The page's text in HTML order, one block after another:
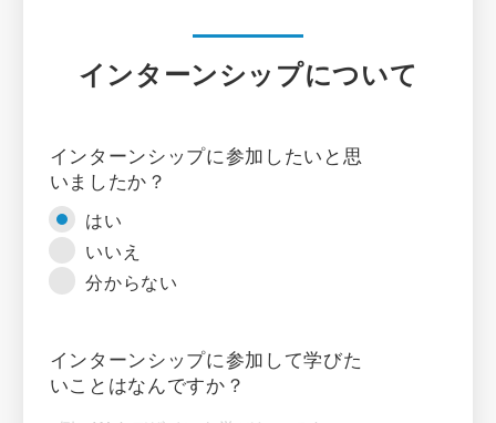
インターンシップについて
インターンシップに参加したいと思
いましたか？
はい
いいえ
分からない
インターンシップに参加して学びた
いことはなんですか？